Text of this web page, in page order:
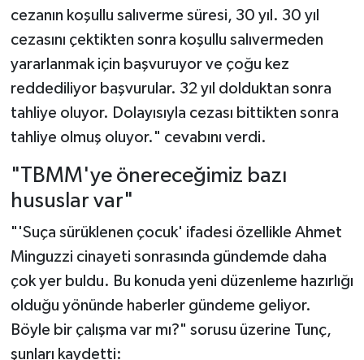
cezanın koşullu salıverme süresi, 30 yıl. 30 yıl
cezasını çektikten sonra koşullu salıvermeden
yararlanmak için başvuruyor ve çoğu kez
reddediliyor başvurular. 32 yıl dolduktan sonra
tahliye oluyor. Dolayısıyla cezası bittikten sonra
tahliye olmuş oluyor." cevabını verdi.
"TBMM'ye önereceğimiz bazı
hususlar var"
"'Suça sürüklenen çocuk' ifadesi özellikle Ahmet
Minguzzi cinayeti sonrasında gündemde daha
çok yer buldu. Bu konuda yeni düzenleme hazırlığı
olduğu yönünde haberler gündeme geliyor.
Böyle bir çalışma var mı?" sorusu üzerine Tunç,
şunları kaydetti: